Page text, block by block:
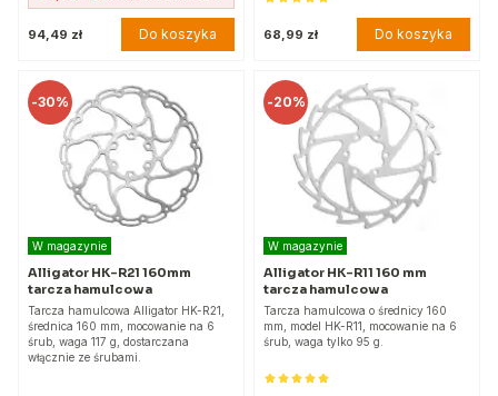
94,49 zł Do koszyka 68,99 zł Do koszyka
-30%
W magazynie
Alligator HK-R21 160mm
tarcza hamulcowa
Tarcza hamulcowa Alligator HK-R21,
średnica 160 mm, mocowanie na 6
śrub, waga 117 g, dostarczana
włącznie ze śrubami.
-20%
W magazynie
Alligator HK-R11 160 mm
tarcza hamulcowa
Tarcza hamulcowa o średnicy 160
mm, model HK-R11, mocowanie na 6
śrub, waga tylko 95 g.